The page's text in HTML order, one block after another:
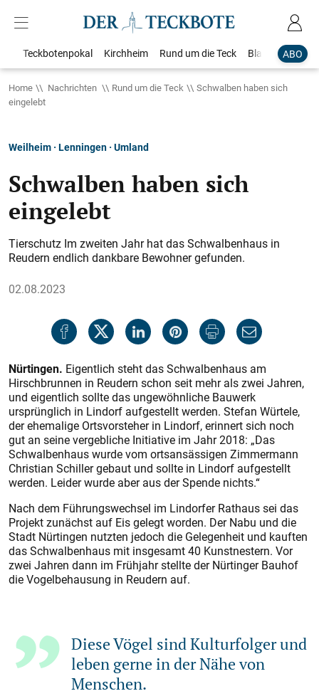
ABO
Teckbotenpokal Kirchheim Rund um die Teck Blaulicht
Home Nachrichten Rund um die Teck
Schwalben haben sich
eingelebt
Weilheim · Lenningen · Umland
Schwalben haben sich
eingelebt
Tierschutz Im zweiten Jahr hat das Schwalbenhaus in
Reudern ­endlich dankbare Bewohner gefunden.
02.08.2023
Nürtingen. Eigentlich steht das Schwalbenhaus am
Hirschbrunnen in Reudern schon seit mehr als zwei Jahren,
und eigentlich sollte das ungewöhnliche Bauwerk
ursprünglich in Lindorf aufgestellt werden. Stefan Würtele,
der ehemalige Ortsvorsteher in Lindorf, erinnert sich noch
gut an seine vergebliche Initiative im Jahr 2018: „Das
Schwalbenhaus wurde vom ortsansässigen Zimmermann
Chris­tian Schiller gebaut und sollte in Lindorf aufgestellt
werden. Leider wurde aber aus der Spende nichts.“
Nach dem Führungswechsel im Lindorfer Rathaus sei das
Projekt zunächst auf Eis gelegt worden. Der Nabu und die
Stadt Nürtingen nutzten jedoch die Gelegenheit und kauften
das Schwalbenhaus mit insgesamt 40 Kunstnestern. Vor
zwei Jahren dann im Frühjahr stellte der Nürtinger Bauhof
die Vogelbehausung in Reudern auf.
Diese Vögel sind Kulturfolger und
leben gerne in der Nähe von
Menschen.